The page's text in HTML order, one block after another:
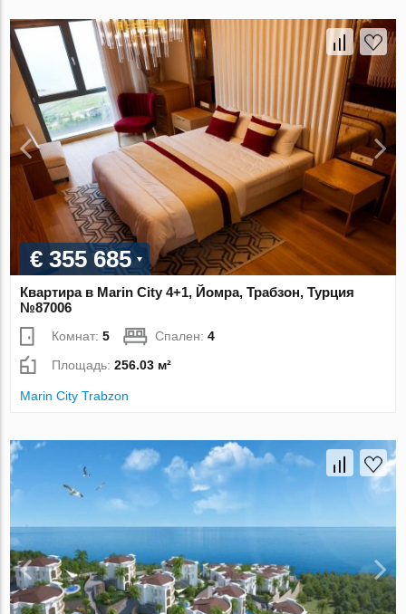
€ 355 685
Квартира в Marin City 4+1, Йомра, Трабзон, Турция
№87006
Комнат:5 Спален:4
Площадь:256.03 м²
Marin City Trabzon